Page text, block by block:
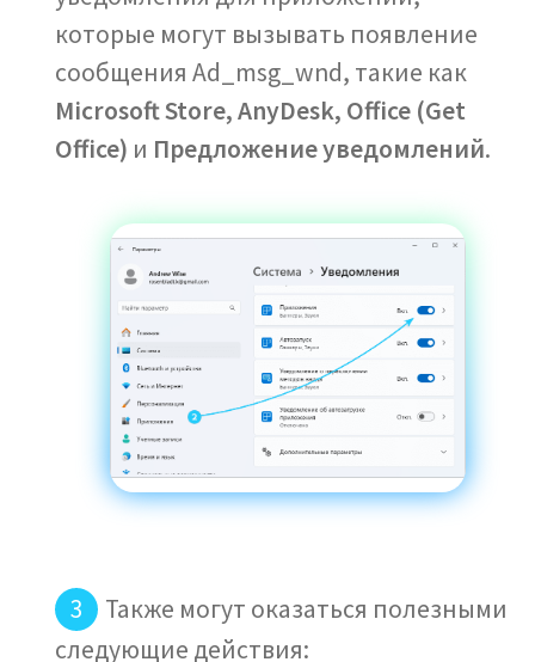
которые могут вызывать появление
сообщения Ad_msg_wnd, такие как
Microsoft Store, AnyDesk, Office (Get
Office) и Предложение уведомлений.
Также могут оказаться полезными
следующие действия: